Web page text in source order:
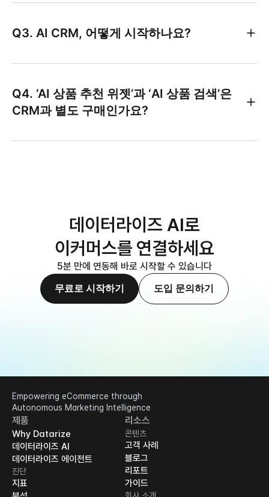
Q3. AI CRM, 어떻게 시작하나요?
Q4. ‘AI 상품 추천 위젯’과 ‘AI 상품 검색’은
CRM과 별도 구매인가요?
데이터라이즈 AI로
이커머스를 연결하세요
5분 만에 연동해 바로 시작할 수 있습니다
무료로 시작하기 도입 문의하기
Empowering eCommerce through
Autonomous Marketing Intelligence
제품
Why Datarize
데이터라이즈 AI
데이터라이즈 에이전트
진단
지표
리소스
콘텐츠
고객 사례
블로그
리포트
가이드